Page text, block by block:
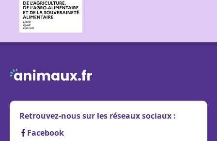
Retrouvez-nous sur les réseaux sociaux :
Facebook